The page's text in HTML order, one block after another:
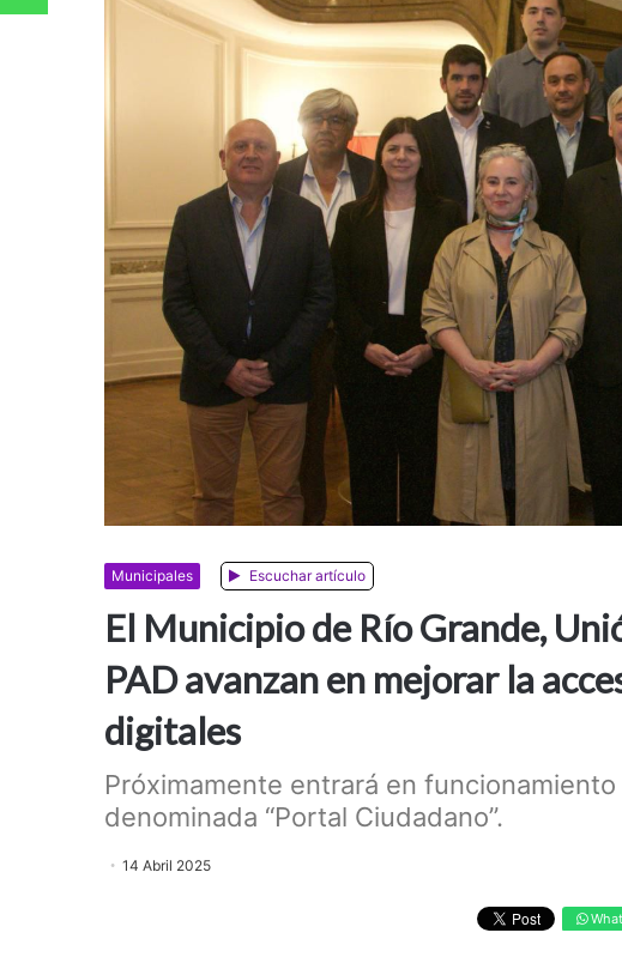
Municipales Escuchar artículo
El Municipio de Río Grande,
PAD avanzan en mejorar la
digitales
Próximamente entrará en
denominada “Portal Ciudadano”.
14 Abril 2025